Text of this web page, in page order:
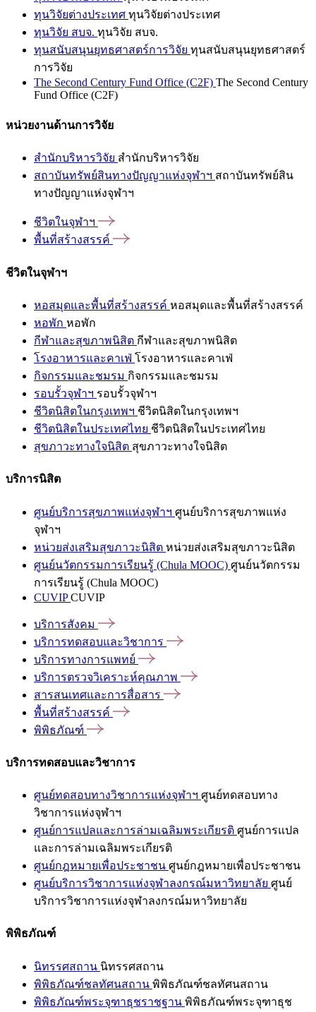
ทุนวิจัยต่างประเทศ ทุนวิจัยต่างประเทศ
ทุนวิจัย สบจ. ทุนวิจัย สบจ.
ทุนสนับสนุนยุทธศาสตร์การวิจัย ทุนสนับสนุนยุทธศาสตร์
การวิจัย
The Second Century Fund Office (C2F) The Second Century
Fund Office (C2F)
หน่วยงานด้านการวิจัย
สำนักบริหารวิจัย สำนักบริหารวิจัย
สถาบันทรัพย์สินทางปัญญาแห่งจุฬาฯ สถาบันทรัพย์สิน
ทางปัญญาแห่งจุฬาฯ
ชีวิตในจุฬาฯ
พื้นที่สร้างสรรค์
ชีวิตในจุฬาฯ
หอสมุดและพื้นที่สร้างสรรค์ หอสมุดและพื้นที่สร้างสรรค์
หอพัก หอพัก
กีฬาและสุขภาพนิสิต กีฬาและสุขภาพนิสิต
โรงอาหารและคาเฟ่ โรงอาหารและคาเฟ่
กิจกรรมและชมรม กิจกรรมและชมรม
รอบรั้วจุฬาฯ รอบรั้วจุฬาฯ
ชีวิตนิสิตในกรุงเทพฯ ชีวิตนิสิตในกรุงเทพฯ
ชีวิตนิสิตในประเทศไทย ชีวิตนิสิตในประเทศไทย
สุขภาวะทางใจนิสิต สุขภาวะทางใจนิสิต
บริการนิสิต
ศูนย์บริการสุขภาพแห่งจุฬาฯ ศูนย์บริการสุขภาพแห่ง
จุฬาฯ
หน่วยส่งเสริมสุขภาวะนิสิต หน่วยส่งเสริมสุขภาวะนิสิต
ศูนย์นวัตกรรมการเรียนรู้ (Chula MOOC) ศูนย์นวัตกรรม
การเรียนรู้ (Chula MOOC)
CUVIPCUVIP
บริการสังคม
บริการทดสอบและวิชาการ
บริการทางการแพทย์
บริการตรวจวิเคราะห์คุณภาพ
สารสนเทศและการสื่อสาร
พื้นที่สร้างสรรค์
พิพิธภัณฑ์
บริการทดสอบและวิชาการ
ศูนย์ทดสอบทางวิชาการแห่งจุฬาฯ ศูนย์ทดสอบทาง
วิชาการแห่งจุฬาฯ
ศูนย์การแปลและการล่ามเฉลิมพระเกียรติ ศูนย์การแปล
และการล่ามเฉลิมพระเกียรติ
ศูนย์กฎหมายเพื่อประชาชน ศูนย์กฎหมายเพื่อประชาชน
ศูนย์บริการวิชาการแห่งจุฬาลงกรณ์มหาวิทยาลัย ศูนย์
บริการวิชาการแห่งจุฬาลงกรณ์มหาวิทยาลัย
พิพิธภัณฑ์
นิทรรศสถาน นิทรรศสถาน
พิพิธภัณฑ์ชลทัศนสถาน พิพิธภัณฑ์ชลทัศนสถาน
พิพิธภัณฑ์พระจุฑาธุชราชฐาน พิพิธภัณฑ์พระจุฑาธุช